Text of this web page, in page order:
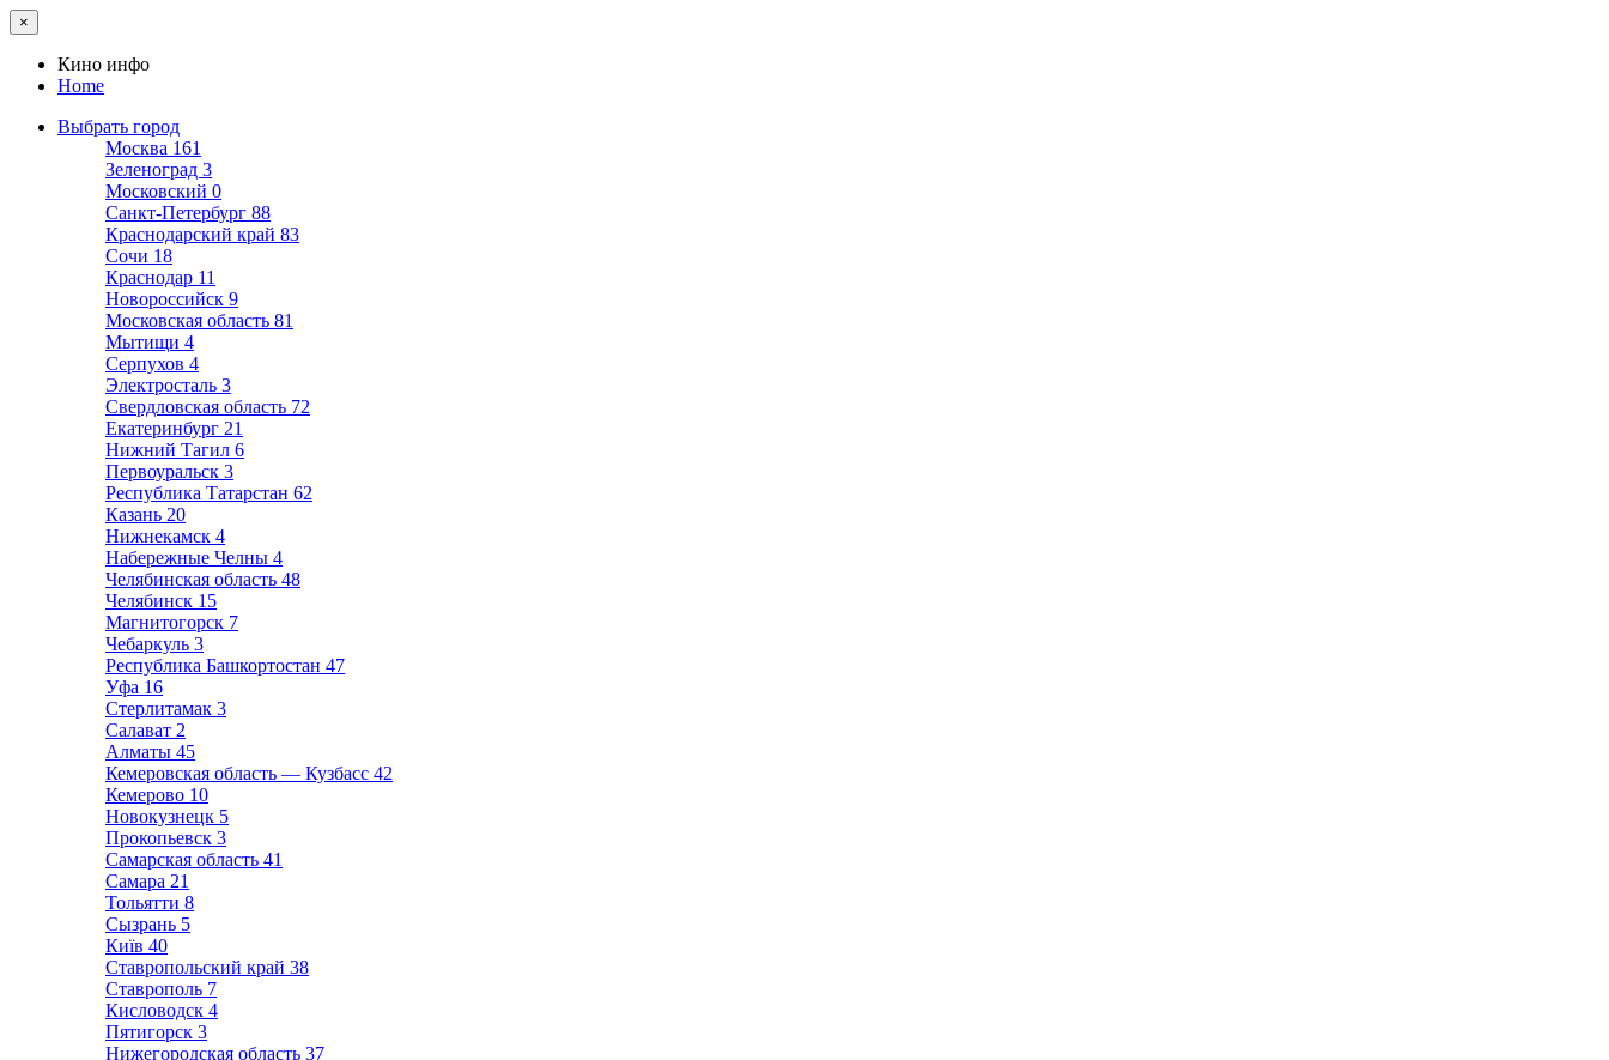
×
Кино инфо
Home
Выбрать город
Москва 161
Зеленоград 3
Московский 0
Санкт-Петербург 88
Краснодарский край 83
Сочи 18
Краснодар 11
Новороссийск 9
Московская область 81
Мытищи 4
Серпухов 4
Электросталь 3
Свердловская область 72
Екатеринбург 21
Нижний Тагил 6
Первоуральск 3
Республика Татарстан 62
Казань 20
Нижнекамск 4
Набережные Челны 4
Челябинская область 48
Челябинск 15
Магнитогорск 7
Чебаркуль 3
Республика Башкортостан 47
Уфа 16
Стерлитамак 3
Салават 2
Алматы 45
Кемеровская область — Кузбасс 42
Кемерово 10
Новокузнецк 5
Прокопьевск 3
Самарская область 41
Самара 21
Тольятти 8
Сызрань 5
Київ 40
Ставропольский край 38
Ставрополь 7
Кисловодск 4
Пятигорск 3
Нижегородская область 37